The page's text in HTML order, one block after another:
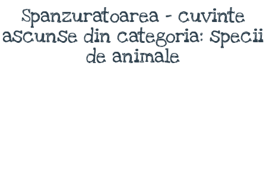
Spanzuratoarea - cuvinte
ascunse din categoria: specii
de animale